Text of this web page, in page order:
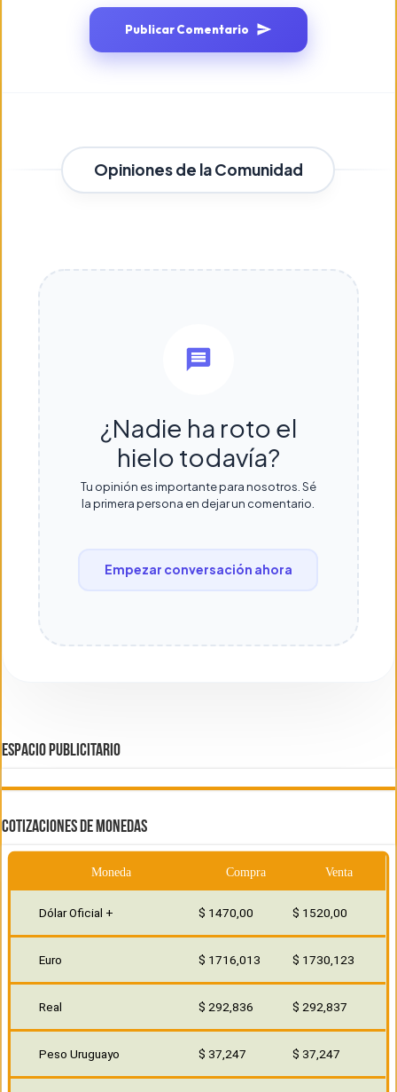
Publicar Comentario
Opiniones de la Comunidad
¿Nadie ha roto el
hielo todavía?
Tu opinión es importante para nosotros. Sé
la primera persona en dejar un comentario.
Empezar conversación ahora
ESPACIO PUBLICITARIO
COTIZACIONES DE MONEDAS
Moneda Compra Venta
Dólar Oficial + $ 1470,00 $ 1520,00
Euro $ 1716,013 $ 1730,123
Real $ 292,836 $ 292,837
Peso Uruguayo $ 37,247 $ 37,247